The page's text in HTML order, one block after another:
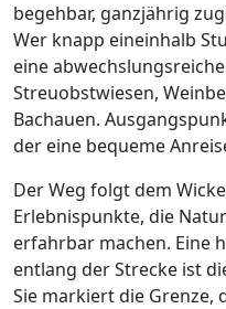
begehbar, ganzjährig
Wer knapp eineinhalb
eine
Streuobstwiesen,
Bachauen.
der eine bequeme
Der Weg folgt dem
Erlebnispunkte, die
erfahrbar machen. Eine
entlang der Strecke ist
Sie markiert die Grenze,